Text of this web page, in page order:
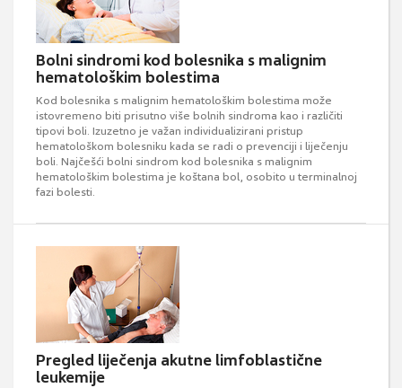
Bolni sindromi kod bolesnika s malignim
hematološkim bolestima
Kod bolesnika s malignim hematološkim bolestima može
istovremeno biti prisutno više bolnih sindroma kao i različiti
tipovi boli. Izuzetno je važan individualizirani pristup
hematološkom bolesniku kada se radi o prevenciji i liječenju
boli. Najčešći bolni sindrom kod bolesnika s malignim
hematološkim bolestima je koštana bol, osobito u terminalnoj
fazi bolesti.
Pregled liječenja akutne limfoblastične
leukemije